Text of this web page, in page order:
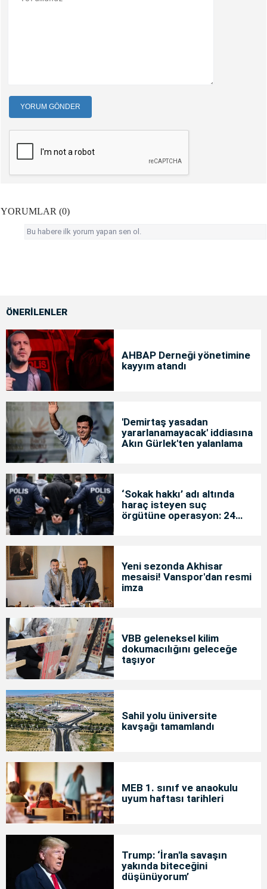
YORUM GÖNDER
YORUMLAR (0)
Bu habere ilk yorum yapan sen ol.
ÖNERİLENLER
AHBAP Derneği yönetimine
kayyım atandı
'Demirtaş yasadan
yararlanamayacak' iddiasına
Akın Gürlek'ten yalanlama
‘Sokak hakkı’ adı altında
haraç isteyen suç
örgütüne operasyon: 24
Yeni sezonda Akhisar
mesaisi! Vanspor'dan resmi
imza
VBB geleneksel kilim
dokumacılığını geleceğe
taşıyor
Sahil yolu üniversite
kavşağı tamamlandı
MEB 1. sınıf ve anaokulu
uyum haftası tarihleri
Trump: ‘İran'la savaşın
yakında biteceğini
düşünüyorum’